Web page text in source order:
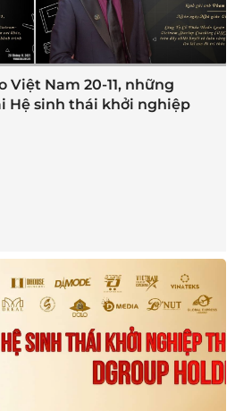
Việt Nam 20-11, những
Hệ sinh thái khởi nghiệp